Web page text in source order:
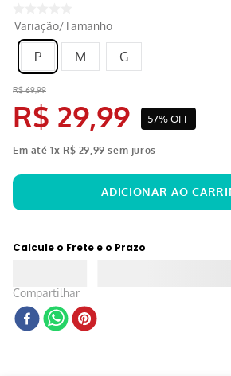
Variação/Tamanho
P M G
R$ 69,99
R$ 29,99 57%OFF
Em até1x R$ 29 99 sem juros
Calcule o Frete e o Prazo
Compartilhar